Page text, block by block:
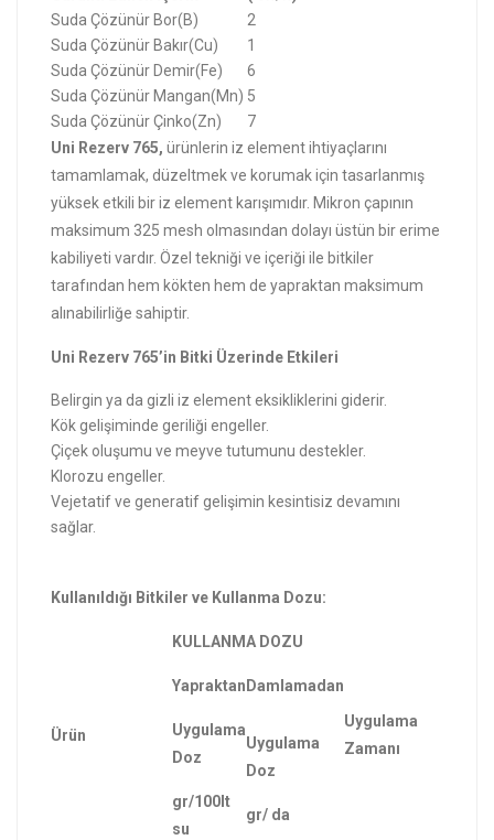
Suda Çözünür Bor(B)
2
Suda Çözünür Bakır(Cu)
1
Suda Çözünür Demir(Fe)
6
Suda Çözünür Mangan(Mn) 5
Suda Çözünür Çinko(Zn)
7
Uni Rezerv 765, ürünlerin iz element ihtiyaçlarını
tamamlamak, düzeltmek ve korumak için tasarlanmış
yüksek etkili bir iz element karışımıdır. Mikron çapının
maksimum 325 mesh olmasından dolayı üstün bir erime
kabiliyeti vardır. Özel tekniği ve içeriği ile bitkiler
tarafından hem kökten hem de yapraktan maksimum
alınabilirliğe sahiptir.
Uni Rezerv 765’in Bitki Üzerinde Etkileri
Belirgin ya da gizli iz element eksikliklerini giderir.
Kök gelişiminde geriliği engeller.
Çiçek oluşumu ve meyve tutumunu destekler.
Klorozu engeller.
Vejetatif ve generatif gelişimin kesintisiz devamını
sağlar.
Kullanıldığı Bitkiler ve Kullanma Dozu:
Ürün
KULLANMA DOZU
Uygulama
Zamanı
Yapraktan Damlamadan
Uygulama
Doz
gr/100lt
su
Uygulama
Doz
gr/ da